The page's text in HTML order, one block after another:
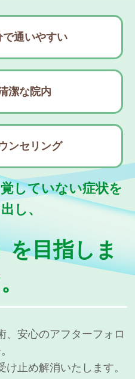
で通いやすい
潔な院内
ンセリング
していない症状を
し、
を目指しま
、安心のアフターフォロ
止め解消いたします。